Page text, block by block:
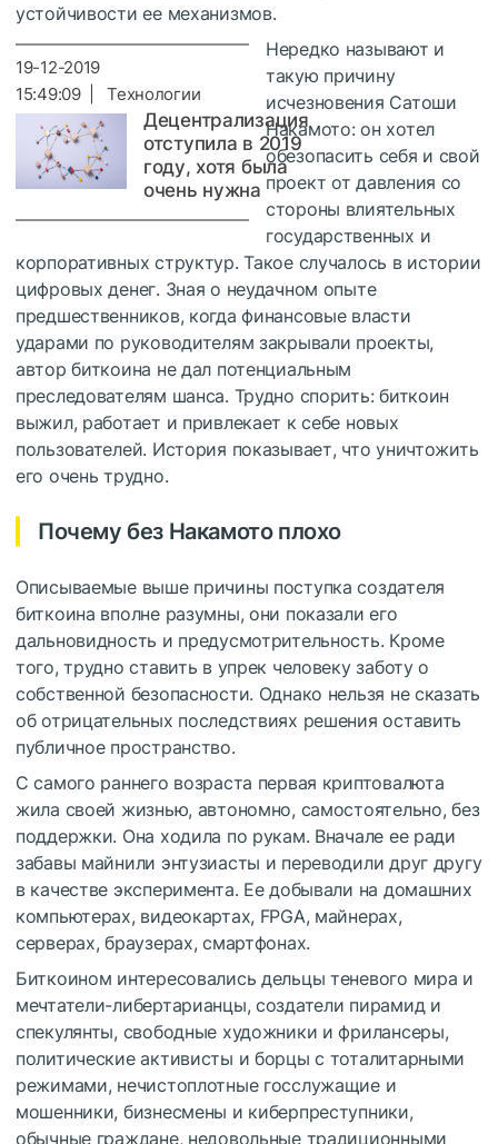
устойчивости ее механизмов.
19-12-2019
15:49:09 | Технологии
Децентрализация
отступила в 2019
году, хотя была
очень нужна
Нередко называют и
такую причину
исчезновения Сатоши
Накамото: он хотел
обезопасить себя и свой
проект от давления со
стороны влиятельных
государственных и
корпоративных структур. Такое случалось в истории
цифровых денег. Зная о неудачном опыте
предшественников, когда финансовые власти
ударами по руководителям закрывали проекты,
автор биткоина не дал потенциальным
преследователям шанса. Трудно спорить: биткоин
выжил, работает и привлекает к себе новых
пользователей. История показывает, что уничтожить
его очень трудно.
Почему без Накамото плохо
Описываемые выше причины поступка создателя
биткоина вполне разумны, они показали его
дальновидность и предусмотрительность. Кроме
того, трудно ставить в упрек человеку заботу о
собственной безопасности. Однако нельзя не сказать
об отрицательных последствиях решения оставить
публичное пространство.
С самого раннего возраста первая криптовалюта
жила своей жизнью, автономно, самостоятельно, без
поддержки. Она ходила по рукам. Вначале ее ради
забавы майнили энтузиасты и переводили друг другу
в качестве эксперимента. Ее добывали на домашних
компьютерах, видеокартах, FPGA, майнерах,
серверах, браузерах, смартфонах.
Биткоином интересовались дельцы теневого мира и
мечтатели-либертарианцы, создатели пирамид и
спекулянты, свободные художники и фрилансеры,
политические активисты и борцы с тоталитарными
режимами, нечистоплотные госслужащие и
мошенники, бизнесмены и киберпреступники,
обычные граждане, недовольные традиционными